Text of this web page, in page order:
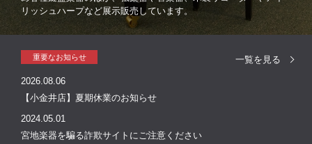
リッシュハープなど展示販売しています。
重要なお知らせ
2026.08.06
【小金井店】夏期休業のお知らせ
2024.05.01
宮地楽器を騙る詐欺サイトにご注意ください
一覧を見る